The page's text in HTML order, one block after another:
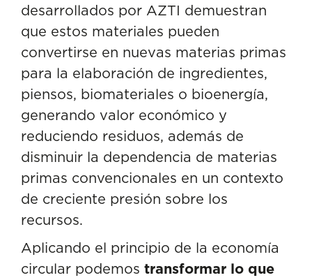
desarrollados por AZTI demuestran
que estos materiales pueden
convertirse en nuevas materias primas
para la elaboración de ingredientes,
piensos, biomateriales o bioenergía,
generando valor económico y
reduciendo residuos, además de
disminuir la dependencia de materias
primas convencionales en un contexto
de creciente presión sobre los
recursos.
Aplicando el principio de la economía
circular podemos transformar lo que